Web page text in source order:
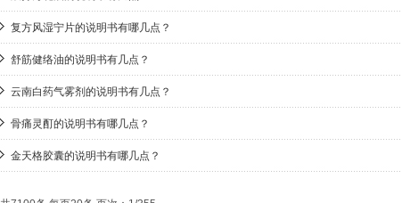
复方风湿宁片的说明书有哪几点？
舒筋健络油的说明书有几点？
云南白药气雾剂的说明书有几点？
骨痛灵酊的说明书有哪几点？
金天格胶囊的说明书有哪几点？